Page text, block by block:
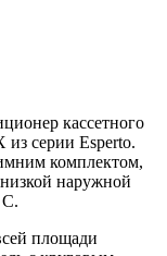
кассетного
серии Esperto.
комплектом,
наружной
площади